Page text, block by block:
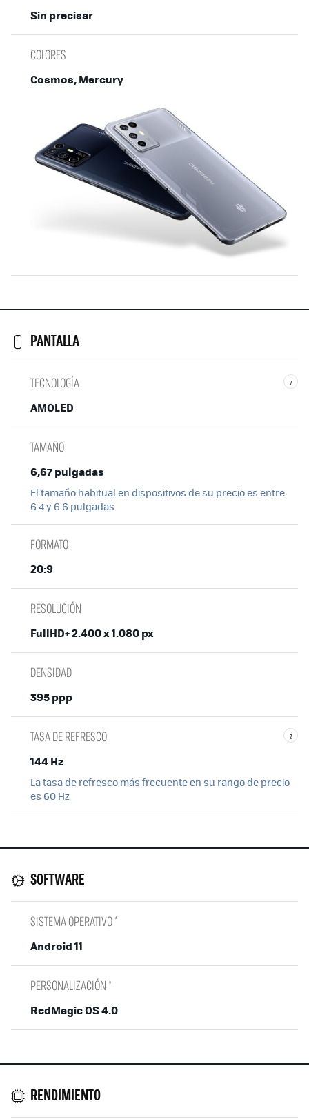
Sin precisar
COLORES
Cosmos, Mercury
PANTALLA
i
TECNOLOGÍA
AMOLED
TAMAÑO
6,67 pulgadas
El tamaño habitual en dispositivos de su precio es entre
6.4 y 6.6 pulgadas
FORMATO
20:9
RESOLUCIÓN
FullHD+ 2.400 x 1.080 px
DENSIDAD
395 ppp
i
TASA DE REFRESCO
144 Hz
La tasa de refresco más frecuente en su rango de precio
es 60 Hz
SOFTWARE
SISTEMA OPERATIVO *
Android 11
PERSONALIZACIÓN *
RedMagic OS 4.0
RENDIMIENTO